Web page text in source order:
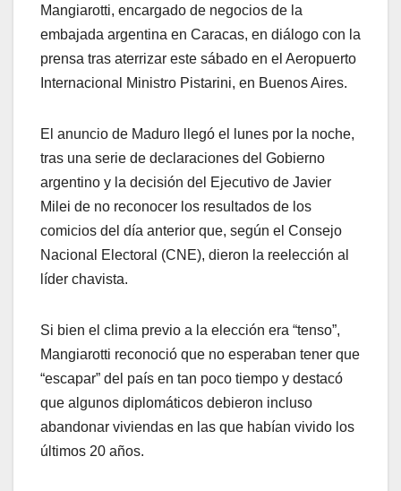
Mangiarotti, encargado de negocios de la
embajada argentina en Caracas, en diálogo con la
prensa tras aterrizar este sábado en el Aeropuerto
Internacional Ministro Pistarini, en Buenos Aires.
El anuncio de Maduro llegó el lunes por la noche,
tras una serie de declaraciones del Gobierno
argentino y la decisión del Ejecutivo de Javier
Milei de no reconocer los resultados de los
comicios del día anterior que, según el Consejo
Nacional Electoral (CNE), dieron la reelección al
líder chavista.
Si bien el clima previo a la elección era “tenso”,
Mangiarotti reconoció que no esperaban tener que
“escapar” del país en tan poco tiempo y destacó
que algunos diplomáticos debieron incluso
abandonar viviendas en las que habían vivido los
últimos 20 años.